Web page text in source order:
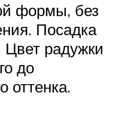
формы, без
Посадка
Цвет радужки
до
оттенка.